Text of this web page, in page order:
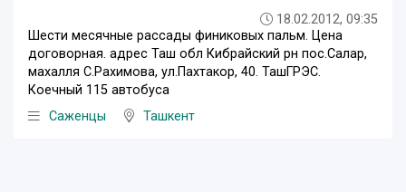
18.02.2012, 09:35
Шести месячные рассады финиковых пальм. Цена
договорная. адрес Таш обл Кибрайский рн пос.Салар,
махалля С.Рахимова, ул.Пахтакор, 40. ТашГРЭС.
Коечный 115 автобуса
Саженцы
Ташкент